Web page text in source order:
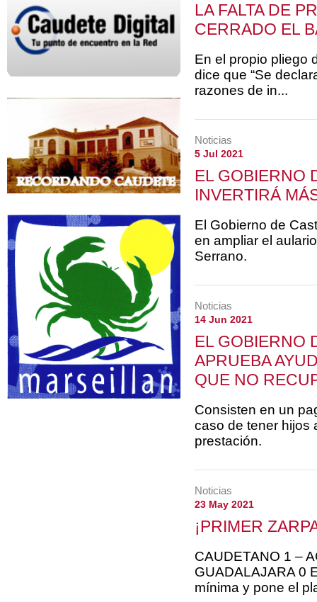
LA FALTA DE
CERRADO EL
En el propio pliego
dice que “Se
razones de in...
Noticias
5 Jul 2021
EL GOBIERNO
INVERTIRÁ
El Gobierno de
en ampliar el
Serrano.
Noticias
14 Jun 2021
EL GOBIERNO
APRUEBA
QUE NO
Consisten en un
caso de tener hijos
prestación.
Noticias
23 May 2021
¡PRIMER
CAUDETANO 1 –
GUADALAJARA 0
mínima y pone el